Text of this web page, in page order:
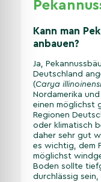
Kann man
anbauen?
Ja,
Deutschland
(Carya
Nordamerika
einen möglichst
Regionen
oder klimatisch
daher sehr gut
es wichtig, dem
möglichst
Boden sollte
durchlässig